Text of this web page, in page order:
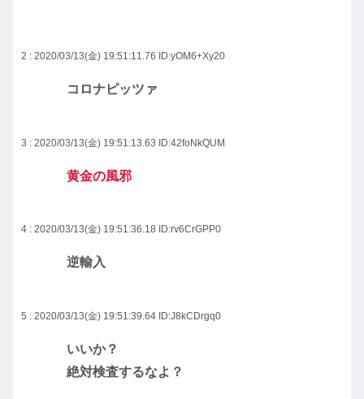
2 : 2020/03/13(金) 19:51:11.76 ID:yOM6+Xy20
コロナピッツァ
3 : 2020/03/13(金) 19:51:13.63 ID:42foNkQUM
黄金の風邪
4 : 2020/03/13(金) 19:51:36.18 ID:rv6CrGPP0
逆輸入
5 : 2020/03/13(金) 19:51:39.64 ID:J8kCDrgq0
いいか？
絶対検査するなよ？